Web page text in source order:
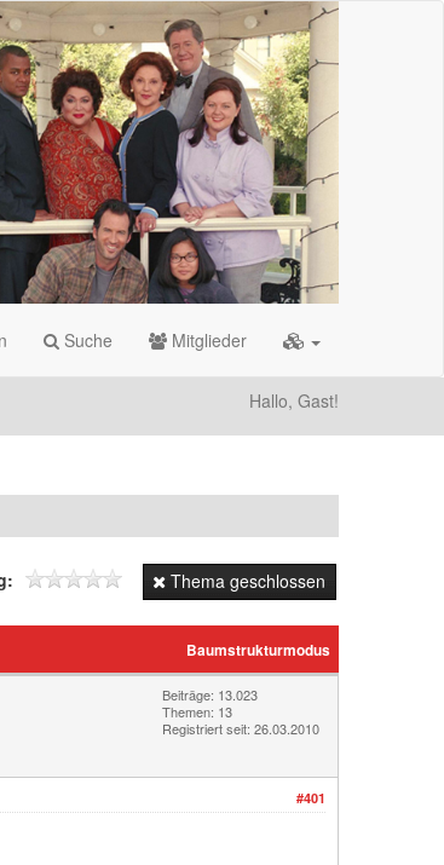
Suche Mitglieder
Hallo, Gast!
Thema geschlossen
Baumstrukturmodus
Beiträge: 13.023
Themen: 13
Registriert seit: 26.03.2010
#401